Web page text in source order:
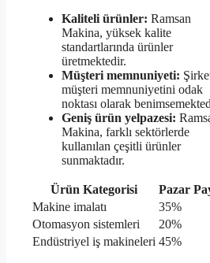
Kaliteli ürünler: Ramsan
Makina, yüksek kalite
standartlarında ürünler
üretmektedir.
Müşteri memnuniyeti:
müşteri memnuniyetini odak
noktası olarak
Geniş ürün yelpazesi:
Makina, farklı sektörlerde
kullanılan çeşitli ürünler
sunmaktadır.
Ürün Kategorisi
Pazar
Makine imalatı
35%
Otomasyon sistemleri
20%
Endüstriyel iş makineleri 45%